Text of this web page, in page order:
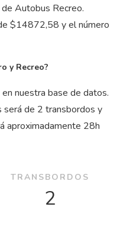
Autobus Recreo.
$14872,58 y el número
y Recreo?
nuestra base de datos.
será de 2 transbordos y
aproximadamente 28h
TRANSBORDOS
2